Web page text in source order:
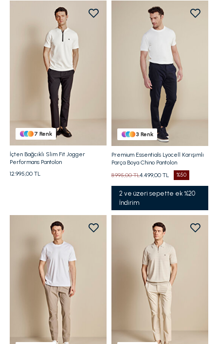
7 Renk
İçten Bağcıklı Slim Fit Jogger
Performans Pantolon
12.995,00 TL
3 Renk
Premium Essentials Lyocell Karışımlı
Parça Boya Chino Pantolon
8.995,00 TL4.499,00 TL %50
2 ve üzeri sepette ek %20
İndirim